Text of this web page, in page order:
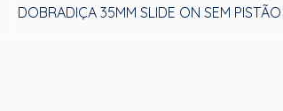
DOBRADIÇA 35MM SLIDE ON SEM